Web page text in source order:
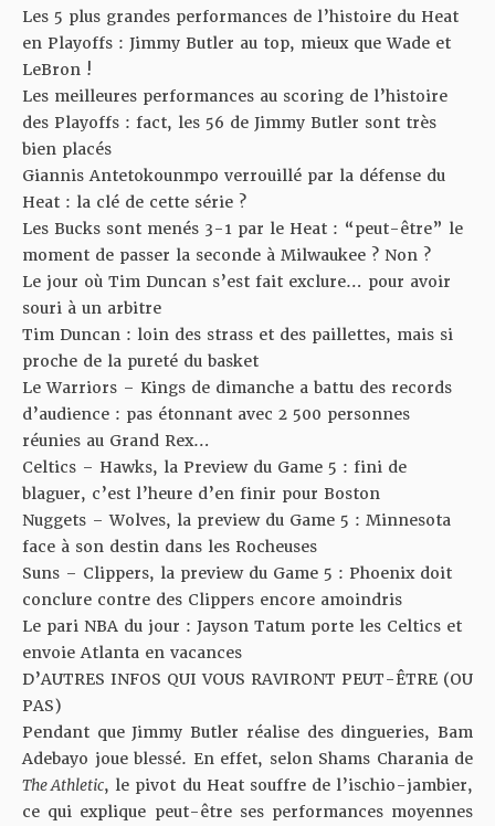
Les 5 plus grandes performances de l’histoire du Heat
en Playoffs : Jimmy Butler au top, mieux que Wade et
LeBron !
Les meilleures performances au scoring de l’histoire
des Playoffs : fact, les 56 de Jimmy Butler sont très
bien placés
Giannis Antetokounmpo verrouillé par la défense du
Heat : la clé de cette série ?
Les Bucks sont menés 3-1 par le Heat : “peut-être” le
moment de passer la seconde à Milwaukee ? Non ?
Le jour où Tim Duncan s’est fait exclure… pour avoir
souri à un arbitre
Tim Duncan : loin des strass et des paillettes, mais si
proche de la pureté du basket
Le Warriors – Kings de dimanche a battu des records
d’audience : pas étonnant avec 2 500 personnes
réunies au Grand Rex…
Celtics – Hawks, la Preview du Game 5 : fini de
blaguer, c’est l’heure d’en finir pour Boston
Nuggets – Wolves, la preview du Game 5 : Minnesota
face à son destin dans les Rocheuses
Suns – Clippers, la preview du Game 5 : Phoenix doit
conclure contre des Clippers encore amoindris
Le pari NBA du jour : Jayson Tatum porte les Celtics et
envoie Atlanta en vacances
D’AUTRES INFOS QUI VOUS RAVIRONT PEUT-ÊTRE (OU
PAS)
Pendant que Jimmy Butler réalise des dingueries, Bam
Adebayo joue blessé. En effet, selon Shams Charania de
The Athletic, le pivot du Heat souffre de l’ischio-jambier,
ce qui explique peut-être ses performances moyennes